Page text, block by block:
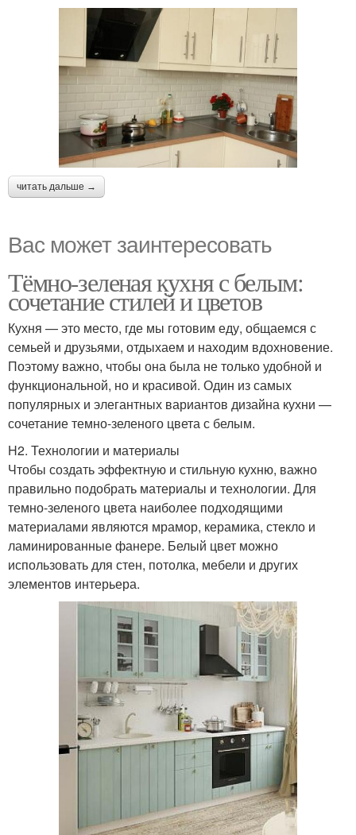
читать дальше →
Вас может заинтересовать
Тёмно-зеленая кухня с белым:
сочетание стилей и цветов
Кухня — это место, где мы готовим еду, общаемся с
семьей и друзьями, отдыхаем и находим вдохновение.
Поэтому важно, чтобы она была не только удобной и
функциональной, но и красивой. Один из самых
популярных и элегантных вариантов дизайна кухни —
сочетание темно-зеленого цвета с белым.
H2. Технологии и материалы
Чтобы создать эффектную и стильную кухню, важно
правильно подобрать материалы и технологии. Для
темно-зеленого цвета наиболее подходящими
материалами являются мрамор, керамика, стекло и
ламинированные фанере. Белый цвет можно
использовать для стен, потолка, мебели и других
элементов интерьера.